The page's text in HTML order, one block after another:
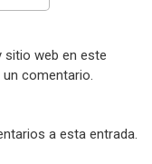
sitio web en este
un comentario.
a esta entrada.